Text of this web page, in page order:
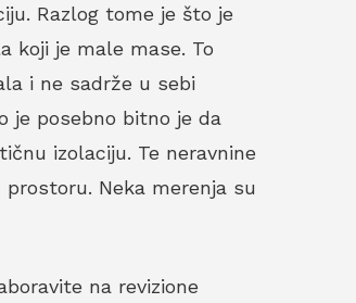
Razlog tome je što je
koji je male mase. To
i ne sadrže u sebi
je posebno bitno je da
izolaciju. Te neravnine
Neka merenja su
na revizione